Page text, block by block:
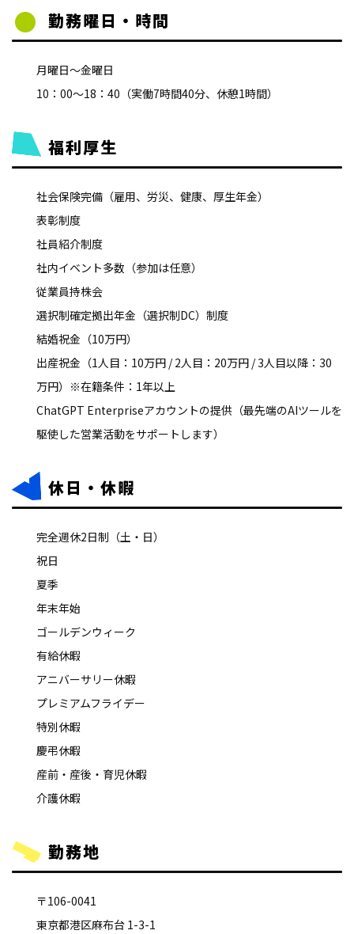
勤務曜日・時間
月曜日～金曜日
10：00～18：40（実働7時間40分、休憩1時間）
福利厚生
社会保険完備（雇用、労災、健康、厚生年金）
表彰制度
社員紹介制度
社内イベント多数（参加は任意）
従業員持株会
選択制確定拠出年金（選択制DC）制度
結婚祝金（10万円）
出産祝金（1人目：10万円 / 2人目：20万円 / 3人目以降：30
万円）※在籍条件：1年以上
ChatGPT Enterpriseアカウントの提供（最先端のAIツールを
駆使した営業活動をサポートします）
休日・休暇
完全週休2日制（土・日）
祝日
夏季
年末年始
ゴールデンウィーク
有給休暇
アニバーサリー休暇
プレミアムフライデー
特別休暇
慶弔休暇
産前・産後・育児休暇
介護休暇
勤務地
〒106-0041
東京都港区麻布台 1-3-1